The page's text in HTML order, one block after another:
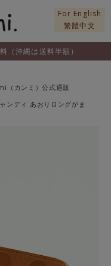
For English
繁體中文
（沖縄は送料半額）
カンミ）公式通販
ンディ あおりロングがま